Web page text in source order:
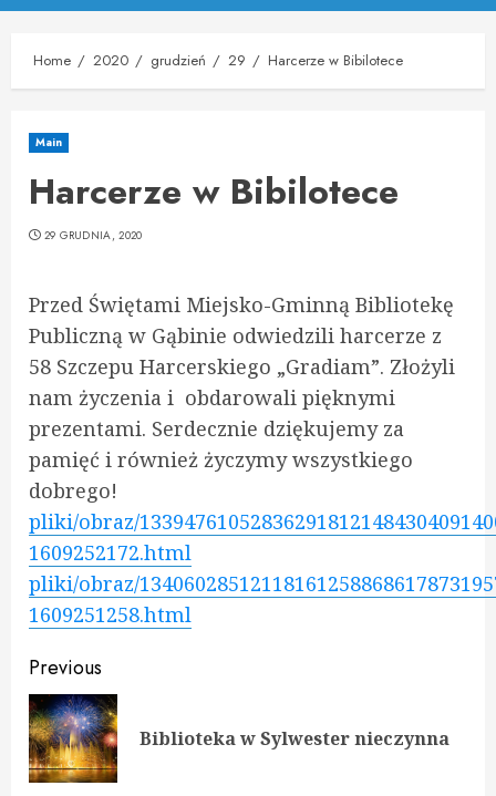
Menu
Home 2020 grudzień 29 Harcerze w Bibilotece
Main
Harcerze w Bibilotece
29 GRUDNIA, 2020
Przed Świętami Miejsko-Gminną Bibliotekę
Publiczną w Gąbinie odwiedzili harcerze z
58 Szczepu Harcerskiego „Gradiam”. Złożyli
nam życzenia i obdarowali pięknymi
prezentami. Serdecznie dziękujemy za
pamięć i również życzymy wszystkiego
dobrego!
pliki/obraz/
1609252172.html
pliki/obraz/
1609251258.html
Continue
Reading
Previous
Biblioteka w Sylwester nieczynna